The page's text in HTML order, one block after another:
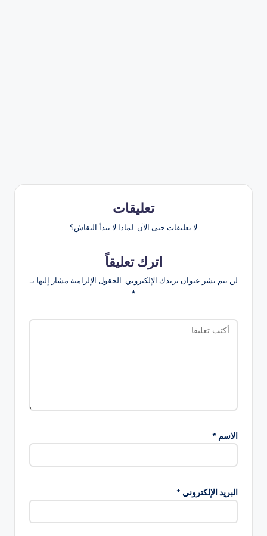
تعليقات
لا تعليقات حتى الآن. لماذا لا تبدأ النقاش؟
اترك تعليقاً
لن يتم نشر عنوان بريدك الإلكتروني. الحقول الإلزامية مشار إليها بـ
*
الاسم *
البريد الإلكتروني *